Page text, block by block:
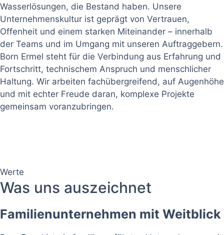
Wasserlösungen, die Bestand haben. Unsere
Unternehmenskultur ist geprägt von Vertrauen,
Offenheit und einem starken Miteinander – innerhalb
der Teams und im Umgang mit unseren Auftraggebern.
Born Ermel steht für die Verbindung aus Erfahrung und
Fortschritt, technischem Anspruch und menschlicher
Haltung. Wir arbeiten fachübergreifend, auf Augenhöhe
und mit echter Freude daran, komplexe Projekte
gemeinsam voranzubringen.
Werte
Was uns auszeichnet
Familienunternehmen mit Weitblick